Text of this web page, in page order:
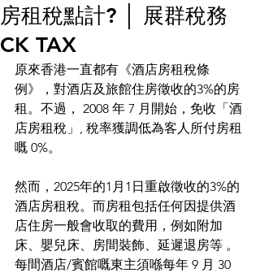
房租稅點計? │ 展群稅務
CK TAX
原來香港一直都有《酒店房租稅條
例》，對酒店及旅館住房徵收的3%的房
租。不過， 2008 年 7 月開始，免收「酒
店房租稅」, 稅率獲調低為客人所付房租
嘅 0%。
然而，2025年的1月1日重啟徵收的3%的
酒店房租稅。而房租包括任何因提供酒
店住房一般會收取的費用，例如附加
床、嬰兒床、房間裝飾、延遲退房等 。
每間酒店/賓館嘅東主須喺每年 9 月 30